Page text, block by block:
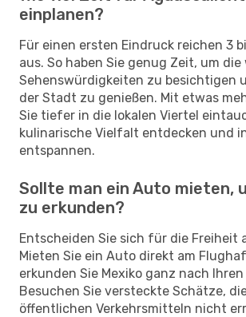
einplanen?
Für einen ersten Eindruck reichen 3
aus. So haben Sie genug Zeit, um
Sehenswürdigkeiten zu besichtigen
der Stadt zu genießen. Mit etwas
Sie tiefer in die lokalen Viertel
kulinarische Vielfalt entdecken und
entspannen.
Sollte man ein Auto mieten,
zu erkunden?
Entscheiden Sie sich für die Freiheit
Mieten Sie ein Auto direkt am
erkunden Sie Mexiko ganz nach
Besuchen Sie versteckte Schätze,
öffentlichen Verkehrsmitteln nicht